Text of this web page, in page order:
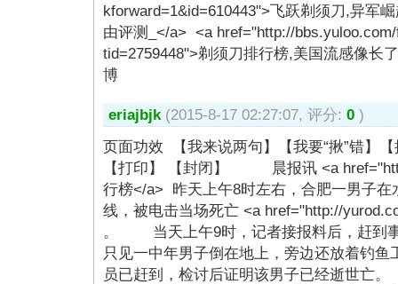
kforward=1&id=610443">飞跃剃须刀,异军
由评测_</a> <a href="http://
tid=2759448">剃须刀排行榜,美国流感像长
博
eriajbjk (2015-8-17 02:27:07, 评分: 0 )
页面功效 【我来说两句】【我要“揪”错】
【打印】 【封闭】 晨报讯 <a
行榜</a> 昨天上午8时左右，合肥一男子在
线，被电击当场死亡 <a href="http://
。 当天上午9时，记者接报料后，赶到
只见一中年男子倒在地上，旁边还放着钓
员已赶到，检讨后证明该男子已经逝世